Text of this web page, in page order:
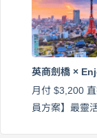
英商劍橋 ×
月付 $3,200
員方案】最靈